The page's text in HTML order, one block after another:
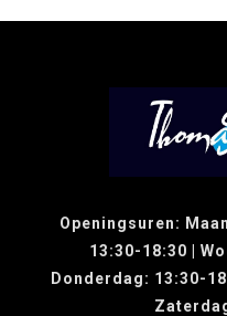
Openingsuren:
13:30-18:30 |
Donderdag: 13:30-